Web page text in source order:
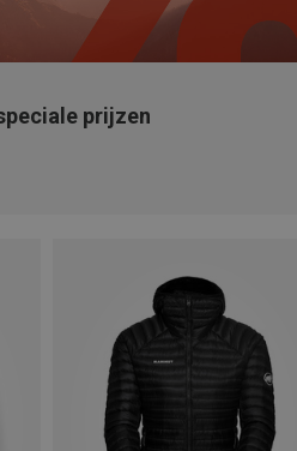
prijzen